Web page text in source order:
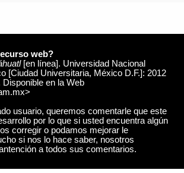
web?
[en línea]. Universidad Nacional
[Ciudad Universitaria, México D.F.]: 2012
Disponible en la Web
usuario, queremos comentarle que este
por lo que si usted encuentra algún
corregir o podamos mejorar le
si nos lo hace saber, nosotros
a todos sus comentarios.